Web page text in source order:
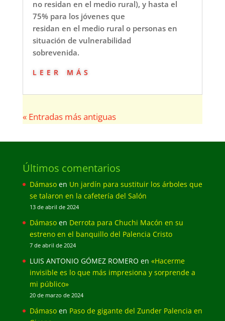
no residan en el medio rural), y hasta el
75% para los jóvenes que
residan en el medio rural o personas en
situación de vulnerabilidad
sobrevenida.
leer más
« Entradas más antiguas
Últimos comentarios
Dámasoen Un jardín para sustituir los árboles que
se talaron en la cafetería del Salón
13 de abril de 2024
Dámasoen Derrota para Chuchi Macón en su
estreno en el banquillo del Palencia Cristo
7 de abril de 2024
LUIS ANTONIO GÓMEZ ROMERO en «Hacerme
invisible es lo que más impresiona y sorprende a
mi público»
20 de marzo de 2024
Dámasoen Paso de gigante del Zunder Palencia en